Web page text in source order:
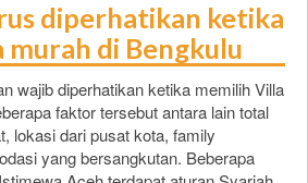
diperhatikan ketika
di Bengkulu
wajib diperhatikan ketika memilih Villa
faktor tersebut antara lain total
lokasi dari pusat kota, family
yang bersangkutan. Beberapa